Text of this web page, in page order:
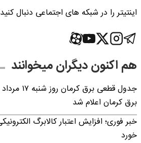
اینتیتر را در شبکه های اجتماعی دنبال کنید
هم اکنون دیگران میخوانند
برق کرمان اعلام شد
خورد